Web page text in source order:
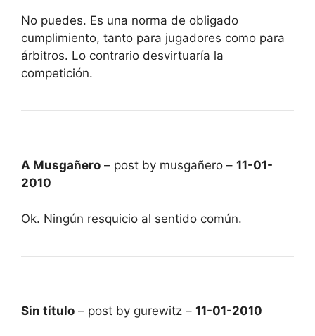
No puedes. Es una norma de obligado
cumplimiento, tanto para jugadores como para
árbitros. Lo contrario desvirtuaría la
competición.
A Musgañero – post by musgañero – 11-01-
2010
Ok. Ningún resquicio al sentido común.
Sin título – post by gurewitz – 11-01-2010